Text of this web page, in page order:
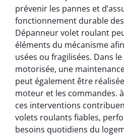
prévenir les pannes et
fonctionnement durable
Dépanneur volet roulant
éléments du mécanisme
usées ou fragilisées. Dans
motorisée, une
peut également être
moteur et les commandes.
ces interventions
volets roulants fiables,
besoins quotidiens du